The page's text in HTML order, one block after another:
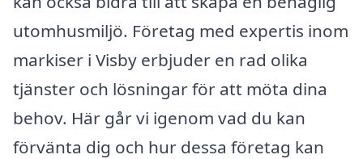
utomhusmiljö. Företag med expertis inom
markiser i Visby erbjuder en rad olika
tjänster och lösningar för att möta dina
behov. Här går vi igenom vad du kan
förvänta dig och hur dessa företag kan